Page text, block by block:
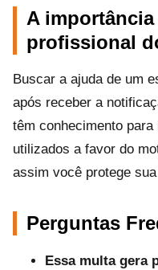
A
profissional
Buscar a ajuda de um
após receber a
têm conhecimento
utilizados a favor do
assim você protege
Perguntas
Essa multa gera